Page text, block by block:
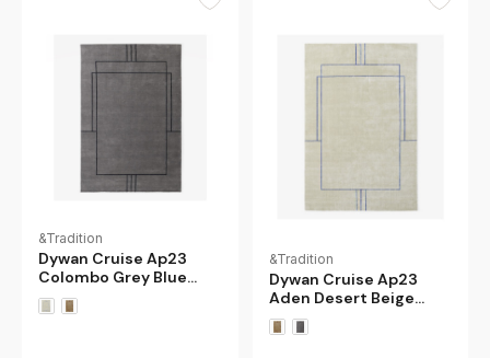
&Tradition
Dywan Cruise Ap23
Colombo Grey Blue
Andtradition
&Tradition
Dywan Cruise Ap23
Aden Desert Beige
Andtradition